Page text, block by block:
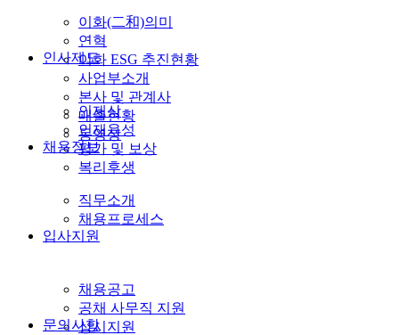
이화(二和)의미
연혁
이화 ESG 추진현황
사업부소개
본사 및 관계사
매출현황
동영상
인사제도
인재상
인재육성
평가 및 보상
복리후생
채용정보
직무소개
채용프로세스
입사지원
채용공고
공채 사무직 지원
상시지원
문의사항